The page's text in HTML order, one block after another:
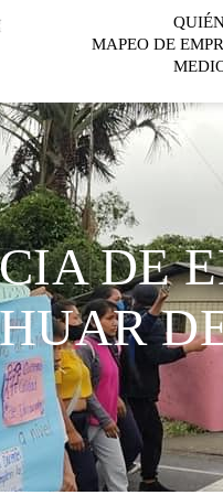
MAPEO DE
DE